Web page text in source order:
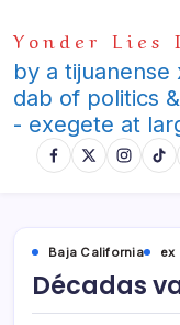
to
content
Yonder Lies
by a tijuanense
dab of politics
- exegete at
Baja California ex
Décadas